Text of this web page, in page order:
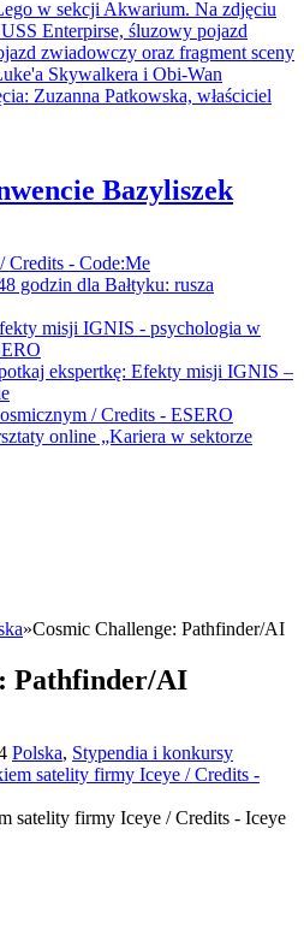
Bazyliszek
godzin dla Bałtyku: rusza
ekspertkę: Efekty misji IGNIS –
online „Kariera w sektorze
»Cosmic Challenge: Pathfinder/AI
Pathfinder/AI
Polska, Stypendia i konkursy
satelity firmy Iceye / Credits - Iceye